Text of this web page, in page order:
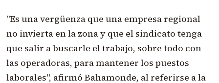
"Es una vergüenza que una empresa regional
no invierta en la zona y que el sindicato tenga
que salir a buscarle el trabajo, sobre todo con
las operadoras, para mantener los puestos
laborales", afirmó Bahamonde, al referirse a la